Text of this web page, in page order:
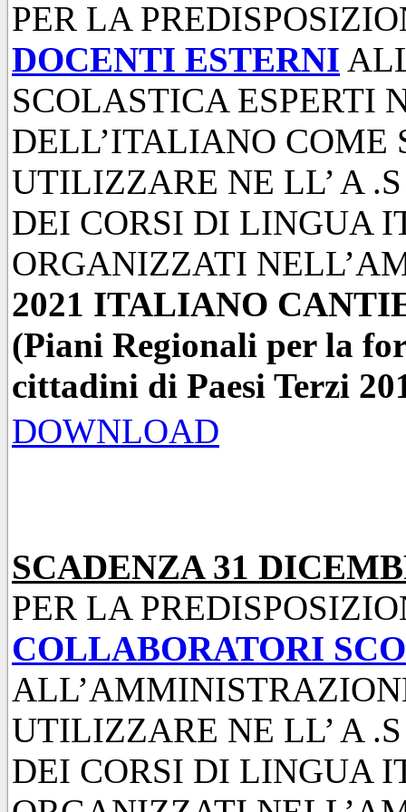
PER LA
DOCENTI ESTERNI
SCOLASTICA ESPERTI
DELL’ITALIANO COME
UTILIZZARE NE LL’ A
DEI CORSI DI LINGUA
ORGANIZZATI
2021 ITALIANO
(Piani Regionali per la
cittadini di Paesi Terzi
DOWNLOAD
SCADENZA 31
PER LA
COLLABORATORI
UTILIZZARE NE LL’ A
DEI CORSI DI LINGUA